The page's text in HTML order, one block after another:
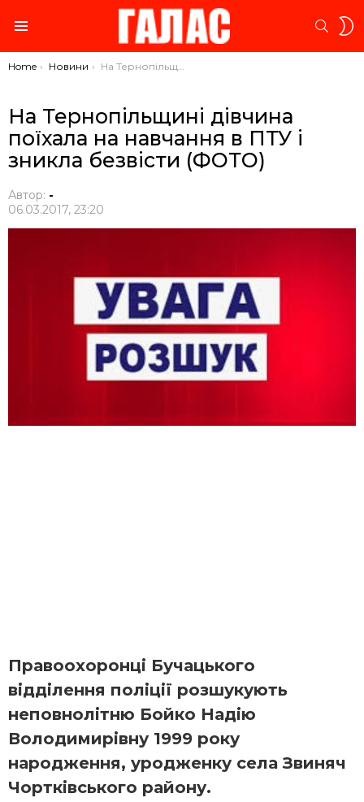
You are here:
Home Новини На Тернопільщині дівчина поїхала на навчання в ПТУ і зникла безвісти (ФОТО)
На Тернопільщині дівчина
поїхала на навчання в ПТУ і
зникла безвісти (ФОТО)
Автор: -
06.03.2017, 23:20
Правоохоронці Бучацького
відділення поліції розшукують
неповнолітню Бойко Надію
Володимирівну 1999 року
народження, уродженку села Звиняч
Чортківського району.